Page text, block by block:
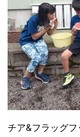
チア&フラッグ